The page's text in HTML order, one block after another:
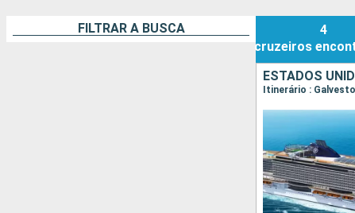
FILTRAR A BUSCA
4
cruzeiros
ESTADOS
Itinerário :